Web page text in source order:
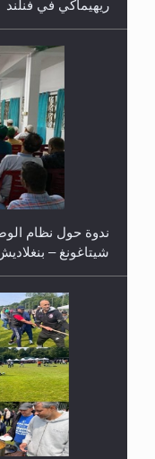
ندوة حول نظام
شيتاغونغ – بنغلاديش
اليوم الوطني